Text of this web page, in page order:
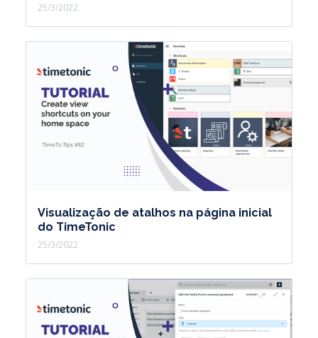
25/3/2022
Visualização de atalhos na página inicial
do TimeTonic
25/3/2022